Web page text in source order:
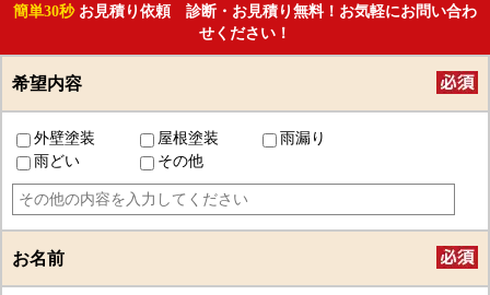
簡単30秒 お見積り依頼 診断・お見積り無料！お気軽にお問い合わ
せください！
希望内容
外壁塗装 屋根塗装
雨漏り
雨どい
その他
お名前